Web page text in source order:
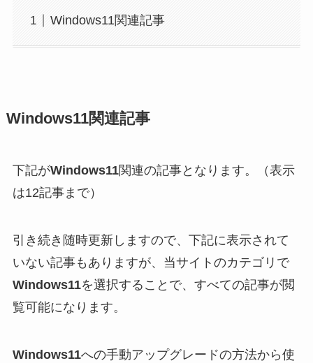
Windows11関連記事
Windows11関連記事
下記がWindows11関連の記事となります。（表示
は12記事まで）
引き続き随時更新しますので、下記に表示されて
いない記事もありますが、当サイトのカテゴリで
Windows11を選択することで、すべての記事が閲
覧可能になります。
Windows11への手動アップグレードの方法から使